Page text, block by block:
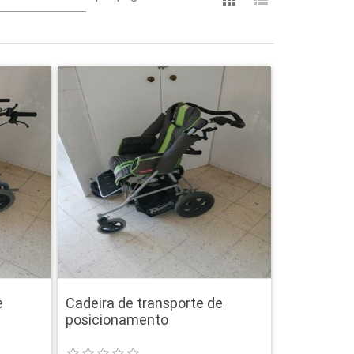
Cadeira de transporte de
posicionamento